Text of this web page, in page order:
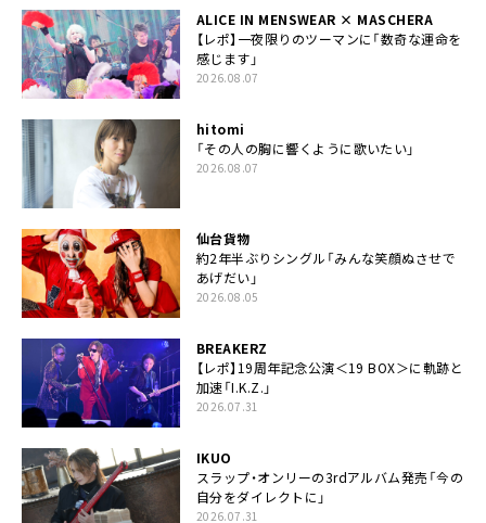
ALICE IN MENSWEAR × MASCHERA
【レポ】一夜限りのツーマンに「数奇な運命を
感じます」
2026.08.07
hitomi
「その人の胸に響くように歌いたい」
2026.08.07
仙台貨物
約2年半ぶりシングル「みんな笑顔ぬさせで
あげだい」
2026.08.05
BREAKERZ
【レポ】19周年記念公演＜19 BOX＞に軌跡と
加速「I.K.Z.」
2026.07.31
IKUO
スラップ・オンリーの3rdアルバム発売「今の
自分をダイレクトに」
2026.07.31